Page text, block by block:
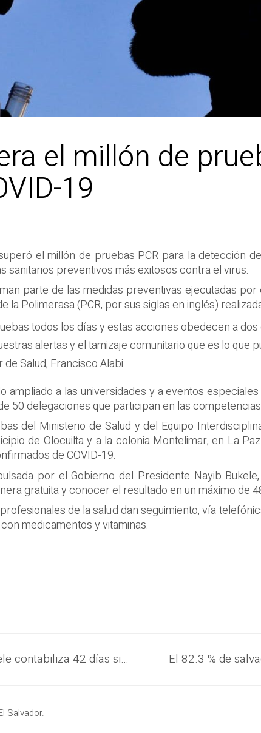
el millón de
19
el millón de pruebas PCR para la detección
sanitarios preventivos más exitosos contra el virus.
parte de las medidas preventivas ejecutadas
la Polimerasa (PCR, por sus siglas en inglés)
todos los días y estas acciones obedecen a
alertas y el tamizaje comunitario que es lo que
Salud, Francisco Alabi.
ampliado a las universidades y a eventos
50 delegaciones que participan en las
del Ministerio de Salud y del Equipo
de Olocuilta y a la colonia Montelimar, en La
de COVID-19.
por el Gobierno del Presidente Nayib
gratuita y conocer el resultado en un máximo de
de la salud dan seguimiento, vía
medicamentos y vitaminas.
Gobierno del Presidente Nayib Bukele contabiliza 42 días sin homicidios al inicio del tercer año de su gestión, evidenciando la eficacia del Plan Control Territorial
Salvador.